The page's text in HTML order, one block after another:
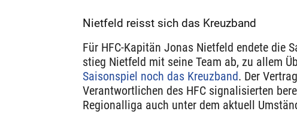
Nietfeld reisst sich das Kreuzband
Für HFC-Kapitän Jonas Nietfeld endete die
stieg Nietfeld mit seine Team ab, zu allem
Saisonspiel noch das Kreuzband. Der
Verantwortlichen des HFC signalisierten
Regionalliga auch unter dem aktuell